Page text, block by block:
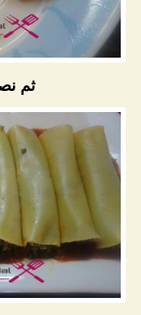
ثم